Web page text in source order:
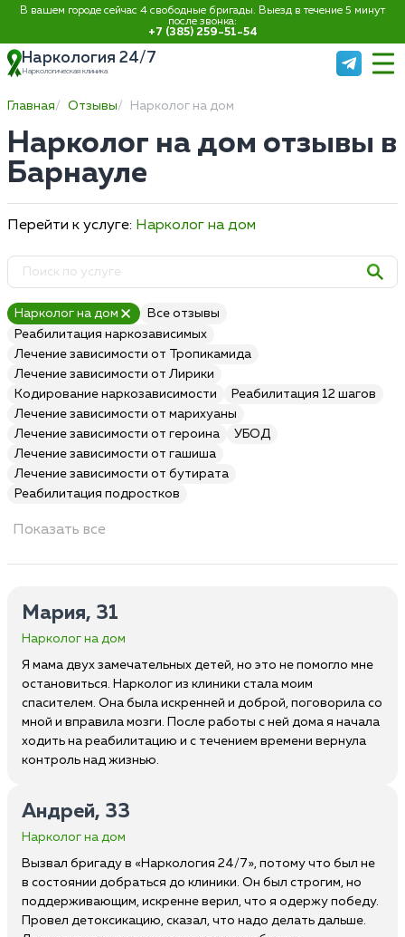
В вашем городе сейчас 4 свободные бригады. Выезд в течение 5 минут
после звонка:
+7 (385) 259-51-54
Наркология 24/7
Наркологическая клиника
Главная Отзывы Нарколог на дом
Нарколог на дом отзывы в
Барнауле
Перейти к услуге: Нарколог на дом
Нарколог на дом
Все отзывы
Реабилитация наркозависимых
Лечение зависимости от Тропикамида
Лечение зависимости от Лирики
Кодирование наркозависимости
Реабилитация 12 шагов
Лечение зависимости от марихуаны
Лечение зависимости от героина
УБОД
Лечение зависимости от гашиша
Лечение зависимости от бутирата
Реабилитация подростков
Показать все
Мария, 31
Нарколог на дом
Я мама двух замечательных детей, но это не помогло мне
остановиться. Нарколог из клиники стала моим
спасителем. Она была искренней и доброй, поговорила со
мной и вправила мозги. После работы с ней дома я начала
ходить на реабилитацию и с течением времени вернула
контроль над жизнью.
Андрей, 33
Нарколог на дом
Вызвал бригаду в «Наркология 24/7», потому что был не
в состоянии добраться до клиники. Он был строгим, но
поддерживающим, искренне верил, что я одержу победу.
Провел детоксикацию, сказал, что надо делать дальше.